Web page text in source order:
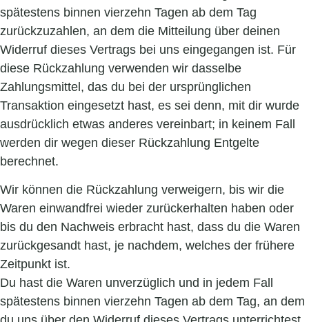
spätestens binnen vierzehn Tagen ab dem Tag
zurückzuzahlen, an dem die Mitteilung über deinen
Widerruf dieses Vertrags bei uns eingegangen ist. Für
diese Rückzahlung verwenden wir dasselbe
Zahlungsmittel, das du bei der ursprünglichen
Transaktion eingesetzt hast, es sei denn, mit dir wurde
ausdrücklich etwas anderes vereinbart; in keinem Fall
werden dir wegen dieser Rückzahlung Entgelte
berechnet.
Wir können die Rückzahlung verweigern, bis wir die
Waren einwandfrei wieder zurückerhalten haben oder
bis du den Nachweis erbracht hast, dass du die Waren
zurückgesandt hast, je nachdem, welches der frühere
Zeitpunkt ist.
Du hast die Waren unverzüglich und in jedem Fall
spätestens binnen vierzehn Tagen ab dem Tag, an dem